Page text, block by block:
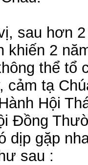
sau hơn
khiến 2
thể
cảm tạ
Hội
Đồng
dịp gặp
sau :